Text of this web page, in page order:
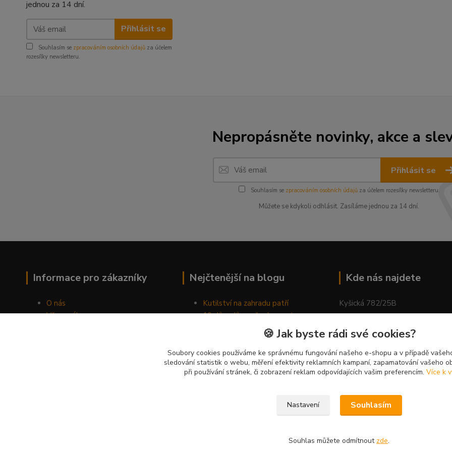
jednou za 14 dní.
Přihlásit se
Souhlasím se zpracováním osobních údajů za účelem
rozesílky newsletteru.
Nepropásněte novinky, akce a
Přihlásit se
Souhlasím se zpracováním osobních údajůza účelem rozesílky newsletteru.
Můžete se kdykoli odhlásit. Zasíláme jednou za 14 dní.
Informace pro zákazníky
O nás
Vše o nákupu
Nejčtenější na blogu
Kutilství na zahradu patří
10 důvodů, proč relaxovat
chozením do přírody
Jak správně pěstovat tulipány
Náhodně generovaný článek
Kde nás najdete
Kyšická 782/25B
🍪 Jak byste rádi své cookies?
Soubory cookies používáme ke správnému fungování našeho e-shopu a v případě
sledování statistik o webu, měření efektivity reklamních kampaní, zapamatování vašeho
při používání stránek, či zobrazení reklam odpovídajících vašim preferencím. Více k
Nastavení Souhlasím
Souhlas můžete odmítnout zde.